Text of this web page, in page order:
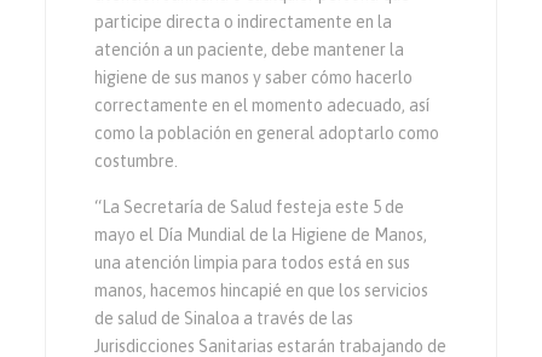
participe directa o indirectamente en la
atención a un paciente, debe mantener la
higiene de sus manos y saber cómo hacerlo
correctamente en el momento adecuado, así
como la población en general adoptarlo como
costumbre.
“La Secretaría de Salud festeja este 5 de
mayo el Día Mundial de la Higiene de Manos,
una atención limpia para todos está en sus
manos, hacemos hincapié en que los servicios
de salud de Sinaloa a través de las
Jurisdicciones Sanitarias estarán trabajando de